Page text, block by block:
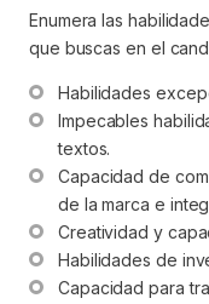
Enumera las
que buscas en el
Habilidades
Impecables
textos.
Capacidad de
de la marca e
Creatividad y
Habilidades de
Capacidad para